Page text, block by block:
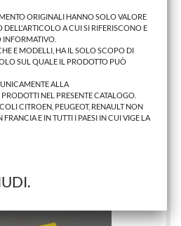
MINI ONE/COOPER 2006> SX
€
ORIGINALI HANNO SOLO VALORE
DELL'ARTICOLO A CUI SI RIFERISCONO E
INFORMATIVO.
E MODELLI, HA IL SOLO SCOPO DI
SUL QUALE IL PRODOTTO PUÒ
ALLA
NEL PRESENTE CATALOGO.
CITROEN, PEUGEOT, RENAULT NON
FRANCIA E IN TUTTI I PAESI IN CUI VIGE LA